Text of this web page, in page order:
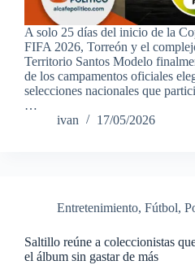
A solo 25 días del inicio de la
FIFA 2026, Torreón y el
Territorio Santos Modelo
de los campamentos oficiales
selecciones nacionales que
…
ivan
17/05/2026
Entretenimiento, Fútbol,
Saltillo reúne a coleccionistas
el álbum sin gastar de más